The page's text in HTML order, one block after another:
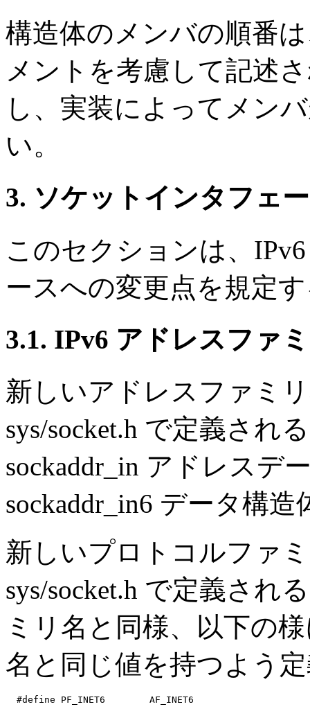
構造体のメンバの順番
メントを考慮して記述
し、実装によってメン
い。
3. ソケットインタフェ
このセクションは、
ースへの変更点を規定
3.1. IPv6 アドレスファ
新しいアドレスファミ
sys/socket.h で定義され
sockaddr_in アドレスデ
sockaddr_in6 データ構
新しいプロトコルファ
sys/socket.h で定義され
ミリ名と同様、以下の
名と同じ値を持つよう